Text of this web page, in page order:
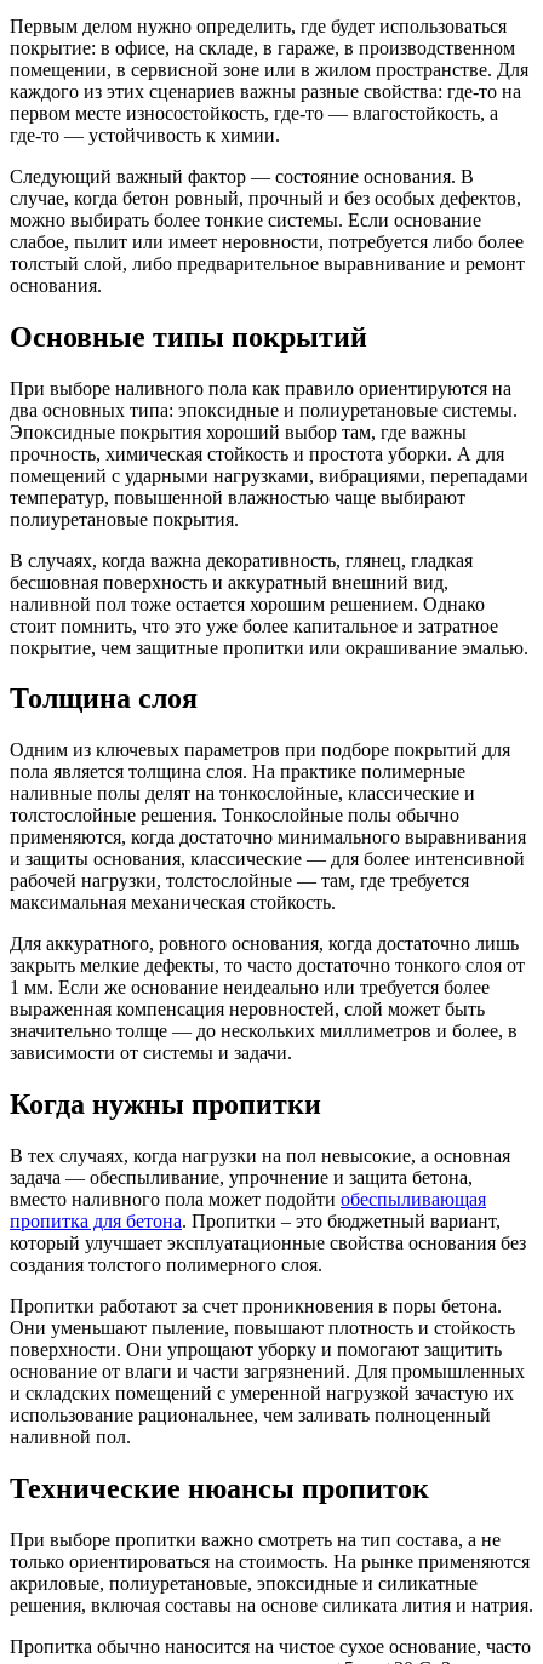
Первым делом нужно определить, где будет использоваться
покрытие: в офисе, на складе, в гараже, в производственном
помещении, в сервисной зоне или в жилом пространстве. Для
каждого из этих сценариев важны разные свойства: где-то на
первом месте износостойкость, где-то — влагостойкость, а
где-то — устойчивость к химии.
Следующий важный фактор — состояние основания. В
случае, когда бетон ровный, прочный и без особых дефектов,
можно выбирать более тонкие системы. Если основание
слабое, пылит или имеет неровности, потребуется либо более
толстый слой, либо предварительное выравнивание и ремонт
основания.
Основные типы покрытий
При выборе наливного пола как правило ориентируются на
два основных типа: эпоксидные и полиуретановые системы.
Эпоксидные покрытия хороший выбор там, где важны
прочность, химическая стойкость и простота уборки. А для
помещений с ударными нагрузками, вибрациями, перепадами
температур, повышенной влажностью чаще выбирают
полиуретановые покрытия.
В случаях, когда важна декоративность, глянец, гладкая
бесшовная поверхность и аккуратный внешний вид,
наливной пол тоже остается хорошим решением. Однако
стоит помнить, что это уже более капитальное и затратное
покрытие, чем защитные пропитки или окрашивание эмалью.
Толщина слоя
Одним из ключевых параметров при подборе покрытий для
пола является толщина слоя. На практике полимерные
наливные полы делят на тонкослойные, классические и
толстослойные решения. Тонкослойные полы обычно
применяются, когда достаточно минимального выравнивания
и защиты основания, классические — для более интенсивной
рабочей нагрузки, толстослойные — там, где требуется
максимальная механическая стойкость.
Для аккуратного, ровного основания, когда достаточно лишь
закрыть мелкие дефекты, то часто достаточно тонкого слоя от
1 мм. Если же основание неидеально или требуется более
выраженная компенсация неровностей, слой может быть
значительно толще — до нескольких миллиметров и более, в
зависимости от системы и задачи.
Когда нужны пропитки
В тех случаях, когда нагрузки на пол невысокие, а основная
задача — обеспыливание, упрочнение и защита бетона,
вместо наливного пола может подойти обеспыливающая
пропитка для бетона. Пропитки – это бюджетный вариант,
который улучшает эксплуатационные свойства основания без
создания толстого полимерного слоя.
Пропитки работают за счет проникновения в поры бетона.
Они уменьшают пыление, повышают плотность и стойкость
поверхности. Они упрощают уборку и помогают защитить
основание от влаги и части загрязнений. Для промышленных
и складских помещений с умеренной нагрузкой зачастую их
использование рациональнее, чем заливать полноценный
наливной пол.
Технические нюансы пропиток
При выборе пропитки важно смотреть на тип состава, а не
только ориентироваться на стоимость. На рынке применяются
акриловые, полиуретановые, эпоксидные и силикатные
решения, включая составы на основе силиката лития и натрия.
Пропитка обычно наносится на чистое сухое основание, часто